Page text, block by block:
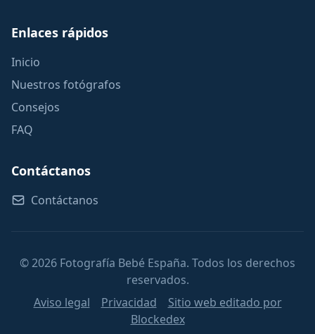
Enlaces rápidos
Inicio
Nuestros fotógrafos
Consejos
FAQ
Contáctanos
Contáctanos
© 2026 Fotografía Bebé España. Todos los derechos
reservados.
Aviso legal
Privacidad
Sitio web editado por
Blockedex